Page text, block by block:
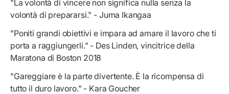
"La volontà di vincere non significa nulla senza la
volontà di prepararsi." - Juma Ikangaa
"Poniti grandi obiettivi e impara ad amare il lavoro che ti
porta a raggiungerli." - Des Linden, vincitrice della
Maratona di Boston 2018
"Gareggiare è la parte divertente. È la ricompensa di
tutto il duro lavoro." - Kara Goucher